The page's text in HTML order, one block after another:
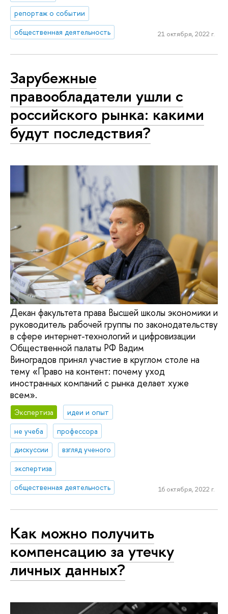
репортаж о событии
общественная деятельность
21 октября, 2022 г.
Зарубежные
правообладатели ушли с
российского рынка: какими
будут последствия?
Декан факультета права Высшей школы экономики и
руководитель рабочей группы по законодательству
в сфере интернет-технологий и цифровизации
Общественной палаты РФ Вадим
Виноградов принял участие в круглом столе на
тему «Право на контент: почему уход
иностранных компаний с рынка делает хуже
всем».
Экспертиза
идеи и опыт
не учеба
профессора
дискуссии
взгляд ученого
экспертиза
общественная деятельность
16 октября, 2022 г.
Как можно получить
компенсацию за утечку
личных данных?